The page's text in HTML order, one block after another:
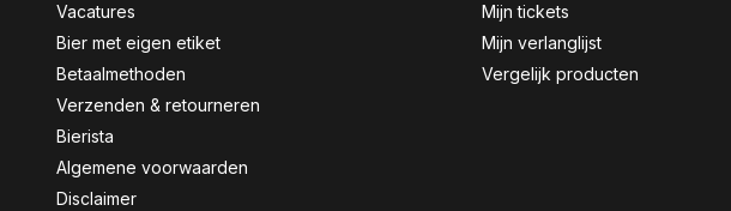
Vacatures
Bier met eigen etiket
Betaalmethoden
Verzenden & retourneren
Bierista
Algemene voorwaarden
Disclaimer
Mijn tickets
Mijn verlanglijst
Vergelijk producten